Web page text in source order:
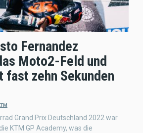
Fernandez
Moto2-Feld und
fast zehn Sekunden
Grand Prix Deutschland 2022 war
KTM GP Academy, was die